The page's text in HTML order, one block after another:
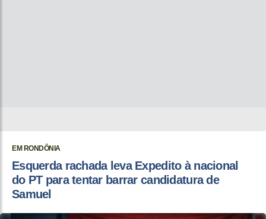
EM RONDÔNIA
Esquerda rachada leva Expedito à nacional
do PT para tentar barrar candidatura de
Samuel